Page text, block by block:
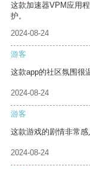
这款加速器VPM应用
护。
2024-08-24
游客
这款app的社区氛围很
2024-08-24
游客
这款游戏的剧情非常感
2024-08-24